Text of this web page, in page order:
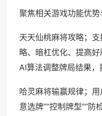
聚焦相关游戏功能优势
天天仙桃麻将攻略；
略、暗杠优化、提高
AI算法调整牌局结果，
哈灵麻将输赢规律；
意选牌”“控制牌型”“防